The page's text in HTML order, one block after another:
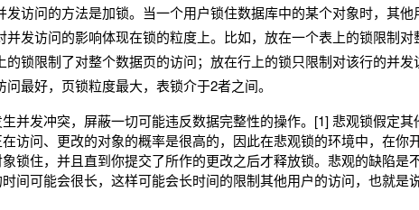
发访问的方法是加锁。当一个用户锁住数据库中的某个对象时，其他
并发访问的影响体现在锁的粒度上。比如，放在一个表上的锁限制对
的锁限制了对整个数据页的访问；放在行上的锁只限制对该行的并发
最好，页锁粒度最大，表锁介于2者之间。
并发冲突，屏蔽一切可能违反数据完整性的操作。[1] 悲观锁假定其
访问、更改的对象的概率是很高的，因此在悲观锁的环境中，在你
锁住，并且直到你提交了所作的更改之后才释放锁。悲观的缺陷是
间可能会很长，这样可能会长时间的限制其他用户的访问，也就是